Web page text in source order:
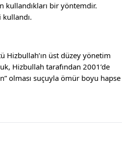
kullandıkları bir yöntemdir.
kullandı.
Hizbullah’ın üst düzey yönetim
Hizbullah tarafından 2001’de
olması suçuyla ömür boyu hapse